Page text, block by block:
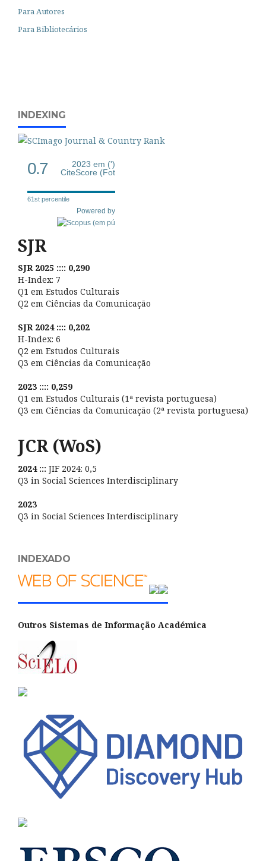
Para Autores
Para Bibliotecários
INDEXING
0.7
2023 em (')
CiteScore (Fot
61st percentile
Powered by
SJR
SJR 2025 :::: 0,290
H-Index: 7
Q1 em Estudos Culturais
Q2 em Ciências da Comunicação
SJR 2024 :::: 0,202
H-Index: 6
Q2 em Estudos Culturais
Q3 em Ciências da Comunicação
2023 :::: 0,259
Q1 em Estudos Culturais (1ª revista portuguesa)
Q3 em Ciências da Comunicação (2ª revista portuguesa)
JCR (WoS)
2024 ::: JIF 2024: 0,5
Q3 in Social Sciences Interdisciplinary
2023
Q3 in Social Sciences Interdisciplinary
INDEXADO
Outros Sistemas de Informação Académica